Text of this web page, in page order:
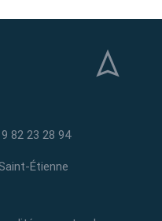
82 23 28 94
Étienne